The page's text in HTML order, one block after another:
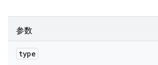
参数
type